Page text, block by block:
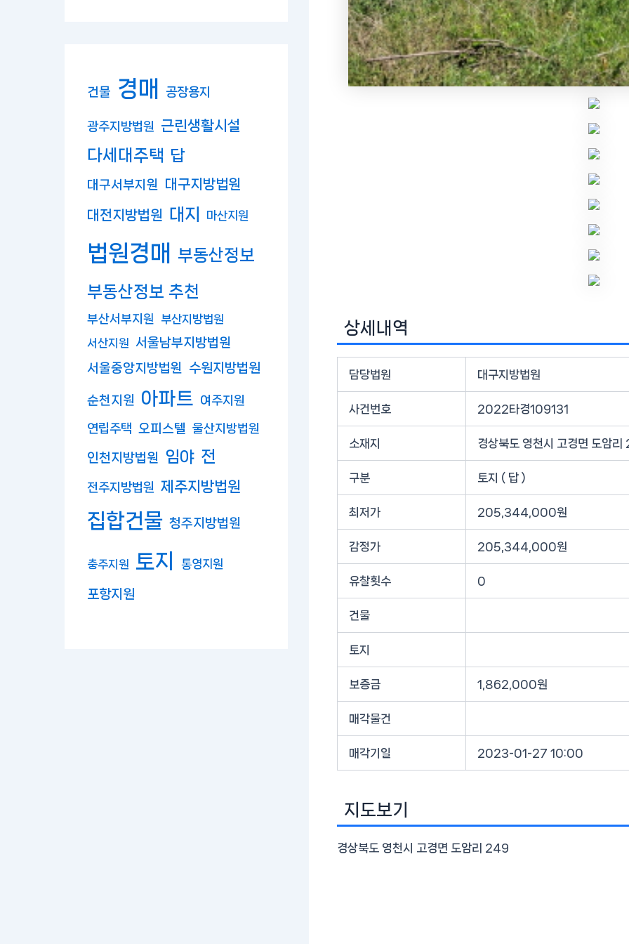
건물 경매 공장용지
광주지방법원 근린생활시설
다세대주택 답
대구서부지원 대구지방법원
대전지방법원 대지 마산지원
법원경매
부동산정보
부동산정보 추천
부산서부지원
부산지방법원
서산지원 서울남부지방법원
서울중앙지방법원 수원지방법원
순천지원 아파트 여주지원
연립주택 오피스텔 울산지방법원
인천지방법원 임야 전
전주지방법원 제주지방법원
집합건물 청주지방법원
충주지원 토지 통영지원
포항지원
상세내역
담당법원 대구지방법원
사건번호 2022타경109131
소재지 경상북도 영천시 고경면 도암
구분 토지 ( 답 )
최저가 205,344,000원
감정가 205,344,000원
유찰횟수 0
건물
토지
보증금 1,862,000원
매각물건
매각기일 2023-01-27 10:00
지도보기
경상북도 영천시 고경면 도암리 249